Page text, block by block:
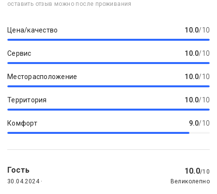
оставить отзыв можно после проживания
Цена/качество 10.0/10
Сервис 10.0/10
Месторасположение 10.0/10
Территория 10.0/10
Комфорт 9.0/10
Гость 10.0/10
30.04.2024 ·
Великолепно